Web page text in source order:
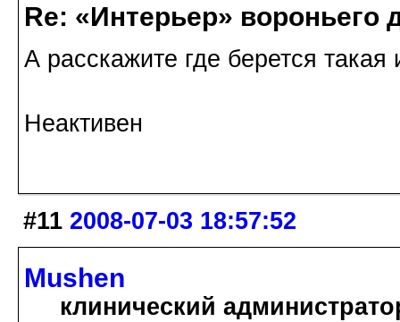
Re: «Интерьер» вороньего
А расскажите где берется такая
Неактивен
#11 2008-07-03 18:57:52
Mushen
клинический